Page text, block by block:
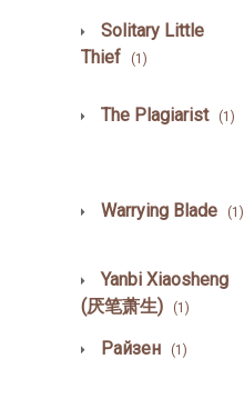
Solitary Little
Thief
(1)
The Plagiarist (1)
Warrying Blade (1)
Yanbi Xiaosheng
(厌笔萧生)
(1)
Райзен (1)